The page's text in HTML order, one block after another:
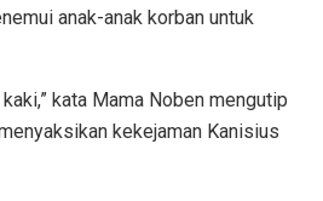
anak-anak korban untuk
kata Mama Noben mengutip
kekejaman Kanisius